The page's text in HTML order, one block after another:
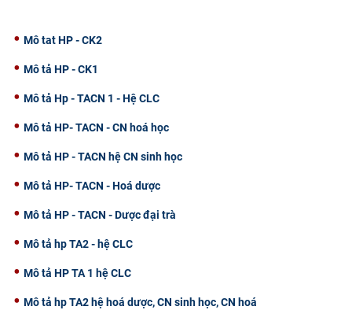
Mô tat HP - CK2
Mô tả HP - CK1
Mô tả Hp - TACN 1 - Hệ CLC
Mô tả HP- TACN - CN hoá học
Mô tả HP - TACN hệ CN sinh học
Mô tả HP- TACN - Hoá dược
Mô tả HP - TACN - Dược đại trà
Mô tả hp TA2 - hệ CLC
Mô tả HP TA 1 hệ CLC
Mô tả hp TA2 hệ hoá dược, CN sinh học, CN hoá